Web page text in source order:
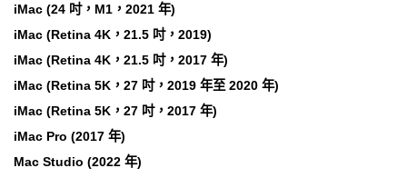
iMac (24 吋，M1，2021 年)
iMac (Retina 4K，21.5 吋，2019)
iMac (Retina 4K，21.5 吋，2017 年)
iMac (Retina 5K，27 吋，2019 年至 2020 年)
iMac (Retina 5K，27 吋，2017 年)
iMac Pro (2017 年)
Mac Studio (2022 年)